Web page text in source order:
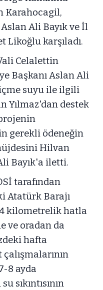
Karahocagil,
Ali Bayık ve İl
Likoğlu karşıladı.
Celalettin
Başkanı Aslan Ali
suyu ile ilgili
Yılmaz'dan destek
gerekli ödeneğin
Hilvan
Bayık'a iletti.
tarafından
Atatürk Barajı
kilometrelik hatla
ve oradan da
hafta
8 ayda
sıkıntısının